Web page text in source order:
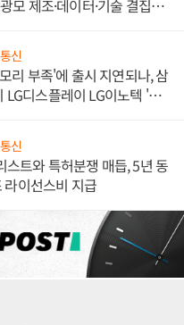
모 제조·데이터·기술 결집
신
리 부족'에 출시 지연되나, 삼
LG디스플레이 LG이노텍 '탈
신
스트와 특허분쟁 매듭, 5년 동
라이선스비 지급